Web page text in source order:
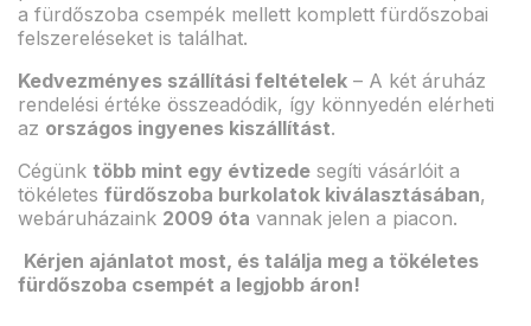
a fürdőszoba csempék mellett komplett fürdőszobai
felszereléseket is találhat.
Kedvezményes szállítási feltételek – A két áruház
rendelési értéke összeadódik, így könnyedén elérheti
az országos ingyenes kiszállítást.
Cégünk több mint egy évtizede segíti vásárlóit a
tökéletes fürdőszoba burkolatok kiválasztásában,
webáruházaink 2009 óta vannak jelen a piacon.
Kérjen ajánlatot most, és találja meg a tökéletes
fürdőszoba csempét a legjobb áron!